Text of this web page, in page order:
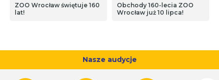
ZOO Wrocław świętuje 160
lat!
Obchody 160-lecia ZOO
Wrocław już 10 lipca!
Nasze audycje